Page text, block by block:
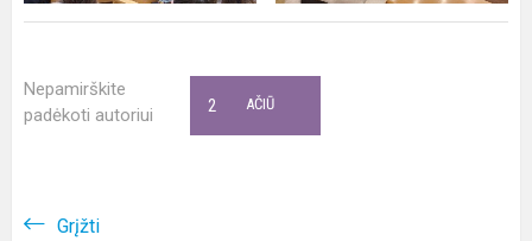
Nepamirškite
padėkoti autoriui
AČIŪ
2
Grįžti